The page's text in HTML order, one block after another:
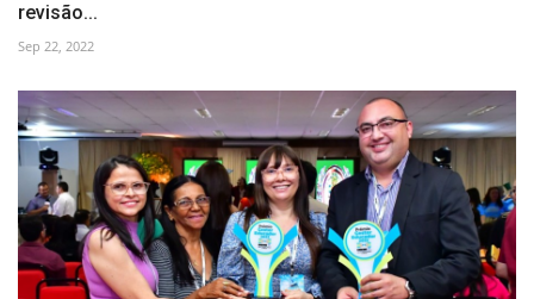
revisão...
Sep 22, 2022